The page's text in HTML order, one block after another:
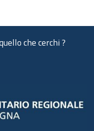
che cerchi ?